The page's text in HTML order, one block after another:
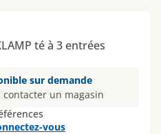
té à 3 entrées
sur demande
contacter un magasin
vous